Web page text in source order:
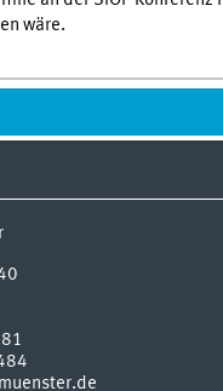
wäre.